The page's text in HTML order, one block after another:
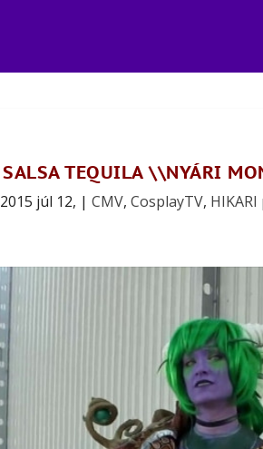
SALSA TEQUILA \\NYÁRI
2015 júl 12, | CMV, CosplayTV,